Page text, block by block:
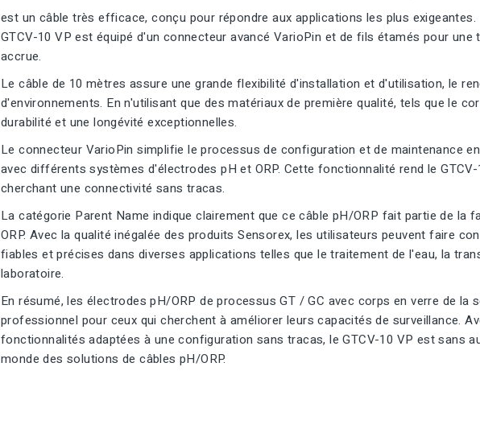
est un câble très efficace, conçu pour répondre aux applications les plus
GTCV-10 VP est équipé d'un connecteur avancé VarioPin et de fils étamés pour
accrue.
Le câble de 10 mètres assure une grande flexibilité d'installation et d'utilisation, le
d'environnements. En n'utilisant que des matériaux de première qualité, tels que le
durabilité et une longévité exceptionnelles.
Le connecteur VarioPin simplifie le processus de configuration et de maintenance
avec différents systèmes d'électrodes pH et ORP. Cette fonctionnalité rend le
cherchant une connectivité sans tracas.
La catégorie Parent Name indique clairement que ce câble pH/ORP fait partie de la
ORP. Avec la qualité inégalée des produits Sensorex, les utilisateurs peuvent faire
fiables et précises dans diverses applications telles que le traitement de l'eau, la
laboratoire.
En résumé, les électrodes pH/ORP de processus GT / GC avec corps en verre de la
professionnel pour ceux qui cherchent à améliorer leurs capacités de surveillance.
fonctionnalités adaptées à une configuration sans tracas, le GTCV-10 VP est sans
monde des solutions de câbles pH/ORP.